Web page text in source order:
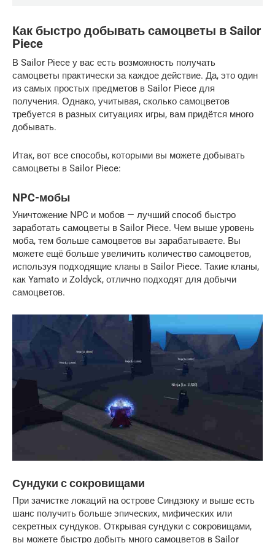
Как быстро добывать самоцветы в Sailor
Piece
В Sailor Piece у вас есть возможность получать
самоцветы практически за каждое действие. Да, это один
из самых простых предметов в Sailor Piece для
получения. Однако, учитывая, сколько самоцветов
требуется в разных ситуациях игры, вам придётся много
добывать.
Итак, вот все способы, которыми вы можете добывать
самоцветы в Sailor Piece:
NPC-мобы
Уничтожение NPC и мобов — лучший способ быстро
заработать самоцветы в Sailor Piece. Чем выше уровень
моба, тем больше самоцветов вы зарабатываете. Вы
можете ещё больше увеличить количество самоцветов,
используя подходящие кланы в Sailor Piece. Такие кланы,
как Yamato и Zoldyck, отлично подходят для добычи
самоцветов.
Сундуки с сокровищами
При зачистке локаций на острове Синдзюку и выше есть
шанс получить больше эпических, мифических или
секретных сундуков. Открывая сундуки с сокровищами,
вы можете быстро добыть много самоцветов в Sailor